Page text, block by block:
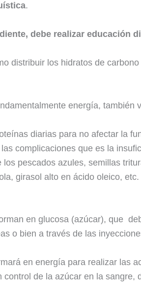
.
debe realizar educación
distribuir los hidratos de
energía, también
diarias para no afectar la
complicaciones que es la
pescados azules, semillas
girasol alto en ácido oleico,
en glucosa (azúcar), que
o bien a través de las
en energía para realizar las
de la azúcar en la sangre,